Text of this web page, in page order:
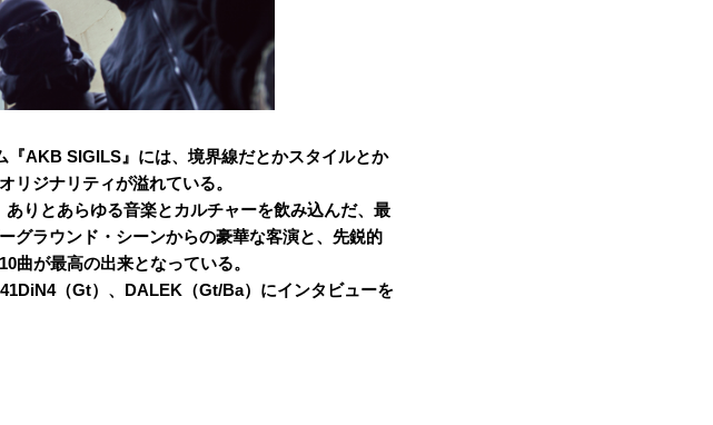
『AKB SIGILS』には、境界線だとかスタイルとか
リジナリティが溢れている。
りとあらゆる音楽とカルチャーを飲み込んだ、最
グラウンド・シーンからの豪華な客演と、先鋭的
曲が最高の出来となっている。
（Gt）、DALEK（Gt/Ba）にインタビューを